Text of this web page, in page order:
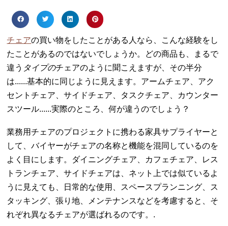
チェアの買い物をしたことがある人なら、こんな経験をし
たことがあるのではないでしょうか。どの商品も、まるで
違う タイプのチェアのように聞こえますが、その半分
は......基本的に同じように見えます。アームチェア、アク
セントチェア、サイドチェア、タスクチェア、カウンター
スツール......実際のところ、何が違うのでしょう？
業務用チェアのプロジェクトに携わる家具サプライヤーと
して、バイヤーがチェアの名称と機能を混同しているのを
よく目にします。ダイニングチェア、カフェチェア、レス
トランチェア、サイドチェアは、ネット上では似ているよ
うに見えても、日常的な使用、スペースプランニング、ス
タッキング、張り地、メンテナンスなどを考慮すると、そ
れぞれ異なるチェアが選ばれるのです。.